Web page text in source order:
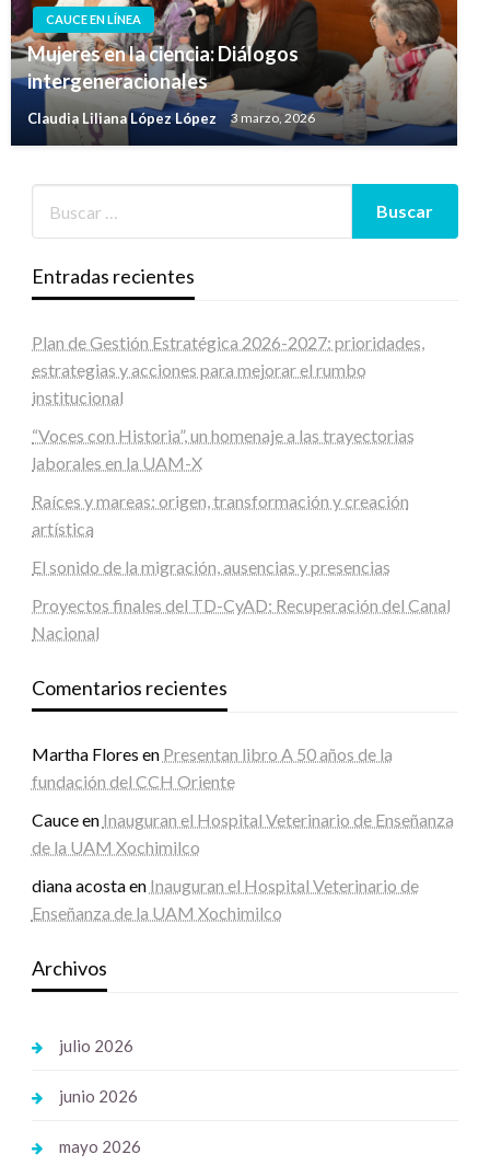
CAUCE EN LÍNEA
Mujeres en la ciencia: Diálogos
intergeneracionales
Claudia Liliana López López 3 marzo, 2026
Entradas recientes
Plan de Gestión Estratégica 2026-2027: prioridades,
estrategias y acciones para mejorar el rumbo
institucional
“Voces con Historia”, un homenaje a las trayectorias
laborales en la UAM-X
Raíces y mareas: origen, transformación y creación
artística
El sonido de la migración, ausencias y presencias
Proyectos finales del TD-CyAD: Recuperación del Canal
Nacional
Comentarios recientes
Martha Flores en Presentan libro A 50 años de la
fundación del CCH Oriente
Cauceen Inauguran el Hospital Veterinario de Enseñanza
de la UAM Xochimilco
diana acostaen Inauguran el Hospital Veterinario de
Enseñanza de la UAM Xochimilco
Archivos
julio 2026
junio 2026
mayo 2026